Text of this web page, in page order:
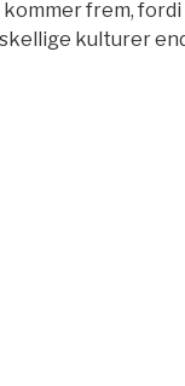
kommer frem,
kulturer